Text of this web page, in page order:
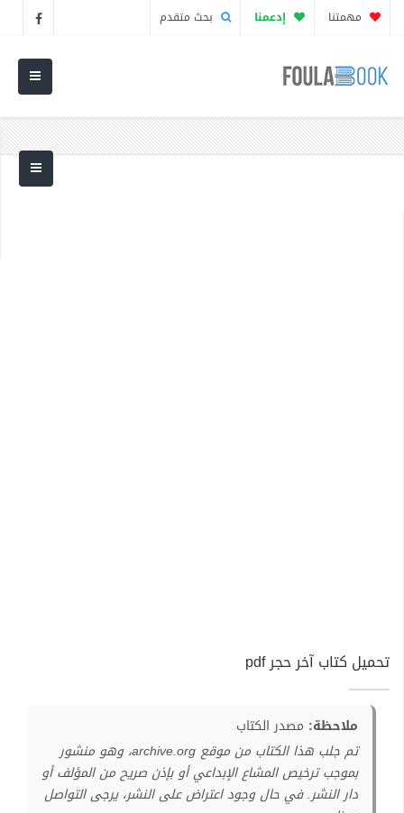
مهمتنا إدعمنا بحث متقدم
تحميل كتاب آخر حجر pdf
ملاحظة: مصدر الكتاب
تم جلب هذا الكتاب من موقع archive.org، وهو منشور
بموجب ترخيص المشاع الإبداعي أو بإذن صريح من المؤلف أو
دار النشر. في حال وجود اعتراض على النشر، يرجى التواصل